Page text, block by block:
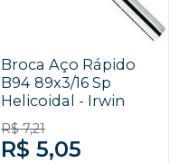
Broca Aço Rápido
B94 89x3/16 Sp
Helicoidal - Irwin
R$ 7,21
R$ 5,05